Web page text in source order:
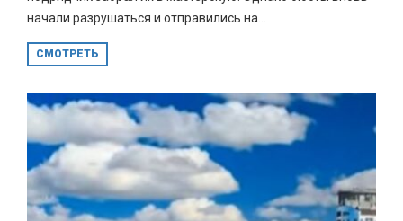
начали разрушаться и отправились на...
СМОТРЕТЬ